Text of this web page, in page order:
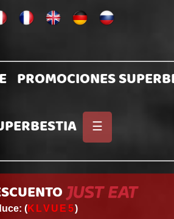
PROMOCIONES
☰
SUPERBESTIAS
INGREDIENTESEXTRA
(KLVUE5)